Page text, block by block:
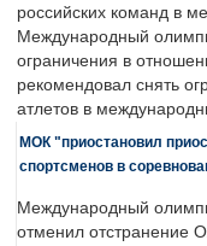
российских команд в
Международный
ограничения в
рекомендовал снять
атлетов в
МОК "приостановил
спортсменов в
Международный
отменил отстранение